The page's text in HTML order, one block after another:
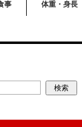
事 体重・身長